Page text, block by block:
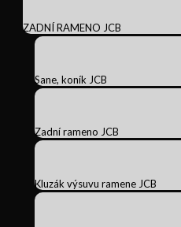
ZADNÍ RAMENO JCB
Sane, koník JCB
Zadní rameno JCB
Kluzák výsuvu ramene JCB